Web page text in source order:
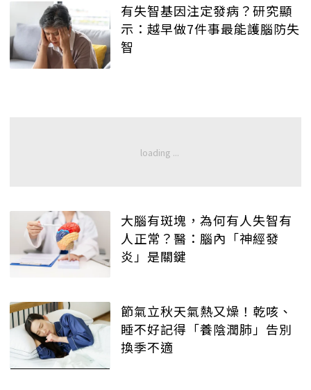
有失智基因注定發病？研究顯
示：越早做7件事最能護腦防失
智
大腦有斑塊，為何有人失智有
人正常？醫：腦內「神經發
炎」是關鍵
節氣立秋天氣熱又燥！乾咳、
睡不好記得「養陰潤肺」告別
換季不適